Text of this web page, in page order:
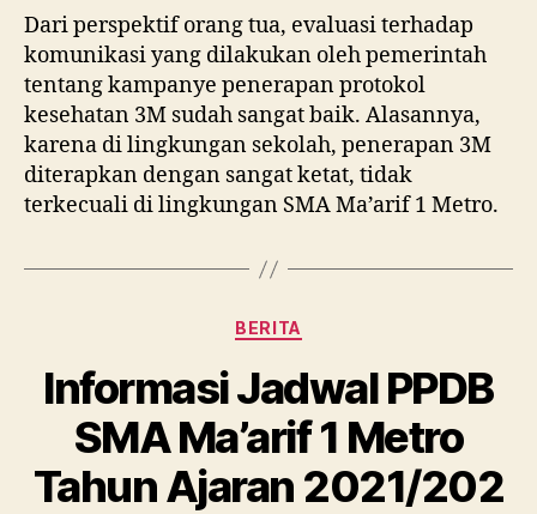
Dari perspektif orang tua, evaluasi terhadap
komunikasi yang dilakukan oleh pemerintah
tentang kampanye penerapan protokol
kesehatan 3M sudah sangat baik. Alasannya,
karena di lingkungan sekolah, penerapan 3M
diterapkan dengan sangat ketat, tidak
terkecuali di lingkungan SMA Ma’arif 1 Metro.
Kategori
BERITA
Informasi Jadwal PPDB
SMA Ma’arif 1 Metro
Tahun Ajaran 2021/202